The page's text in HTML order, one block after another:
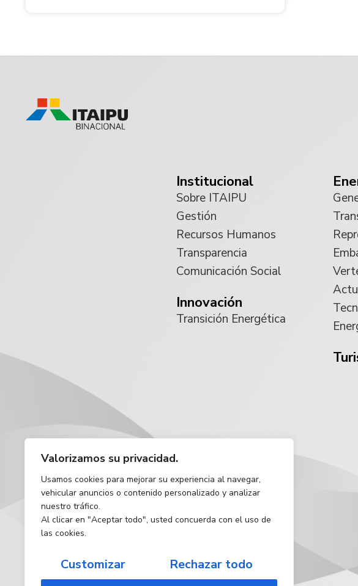
Valorizamos su privacidad.
Usamos cookies para mejorar su experiencia al navegar,
vehicular anuncios o contenido personalizado y analizar
nuestro tráfico.
Al clicar en "Aceptar todo", usted concuerda con el uso de
las cookies.
Customizar
Rechazar todo
Institucional
Sobre ITAIPU
Gestión
Recursos Humanos
Transparencia
Comunicación Social
Innovación
Transición Energética